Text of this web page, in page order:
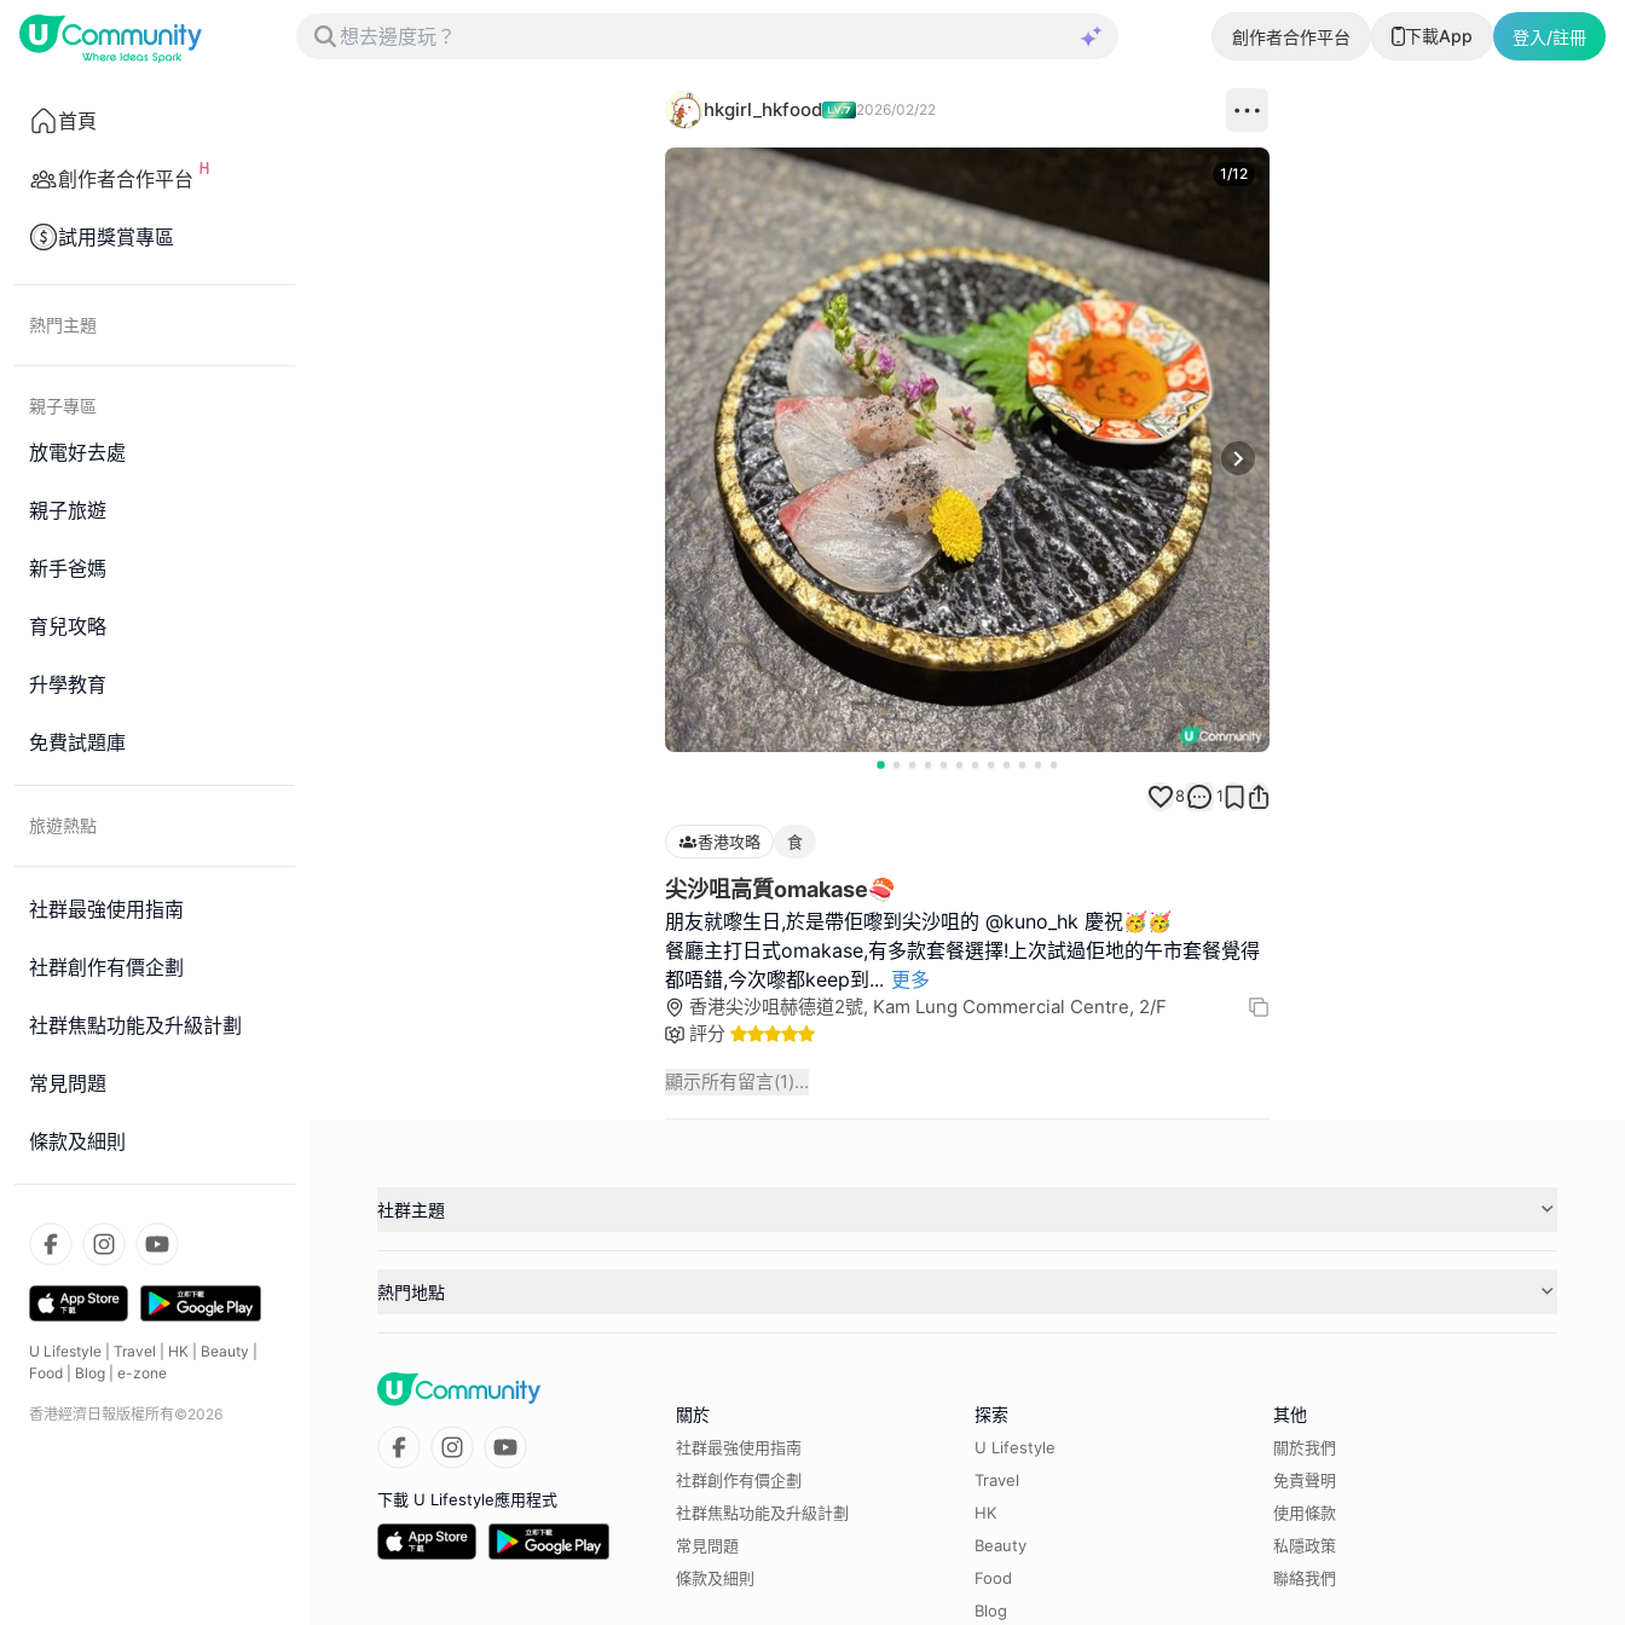
創作者合作平台 下載App 登入/註冊
首頁
創作者合作平台
試用獎賞專區
熱門主題
親子專區
放電好去處
親子旅遊
新手爸媽
育兒攻略
升學教育
免費試題庫
旅遊熱點
社群最強使用指南
社群創作有價企劃
社群焦點功能及升級計劃
常見問題
條款及細則
U Lifestyle Travel HK Beauty
Food
Blog e-zone
香港經濟日報版權所有©2026
hkgirl_hkfood 2026/02/22
Next slide
1/12
8 1
香港攻略 食
尖沙咀高質omakase🍣
朋友就嚟生日,於是帶佢嚟到尖沙咀的 @kuno_hk 慶祝🥳🥳
餐廳主打日式omakase,有多款套餐選擇!上次試過佢地的午市套餐覺得
都唔錯,今次嚟都keep到 ... 更多
香港尖沙咀赫德道2號, Kam Lung Commercial Centre, 2/F
評分
顯示所有留言(1)...
社群主題
熱門地點
下載 U Lifestyle應用程式
關於
社群最強使用指南
社群創作有價企劃
社群焦點功能及升級計劃
常見問題
條款及細則
探索
U Lifestyle
Travel
HK
Beauty
Food
Blog
其他
關於我們
免責聲明
使用條款
私隱政策
聯絡我們